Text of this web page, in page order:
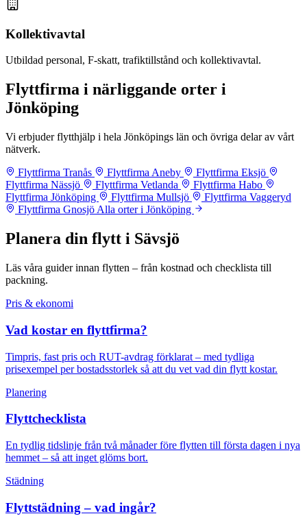
Kollektivavtal
Utbildad personal, F-skatt, trafiktillstånd och kollektivavtal.
Flyttfirma i närliggande orter i
Jönköping
Vi erbjuder flytthjälp i hela Jönköpings län och övriga delar av vårt
nätverk.
Flyttfirma Tranås
Flyttfirma Aneby
Flyttfirma Eksjö
Flyttfirma Nässjö
Flyttfirma Vetlanda
Flyttfirma Habo
Flyttfirma Jönköping
Flyttfirma Mullsjö
Flyttfirma Vaggeryd
Flyttfirma Gnosjö Alla orter i Jönköping
Planera din flytt i Sävsjö
Läs våra guider innan flytten – från kostnad och checklista till
packning.
Pris & ekonomi
Vad kostar en flyttfirma?
Timpris, fast pris och RUT-avdrag förklarat – med tydliga
prisexempel per bostadsstorlek så att du vet vad din flytt kostar.
Planering
Flyttchecklista
En tydlig tidslinje från två månader före flytten till första dagen i nya
hemmet – så att inget glöms bort.
Städning
Flyttstädning – vad ingår?